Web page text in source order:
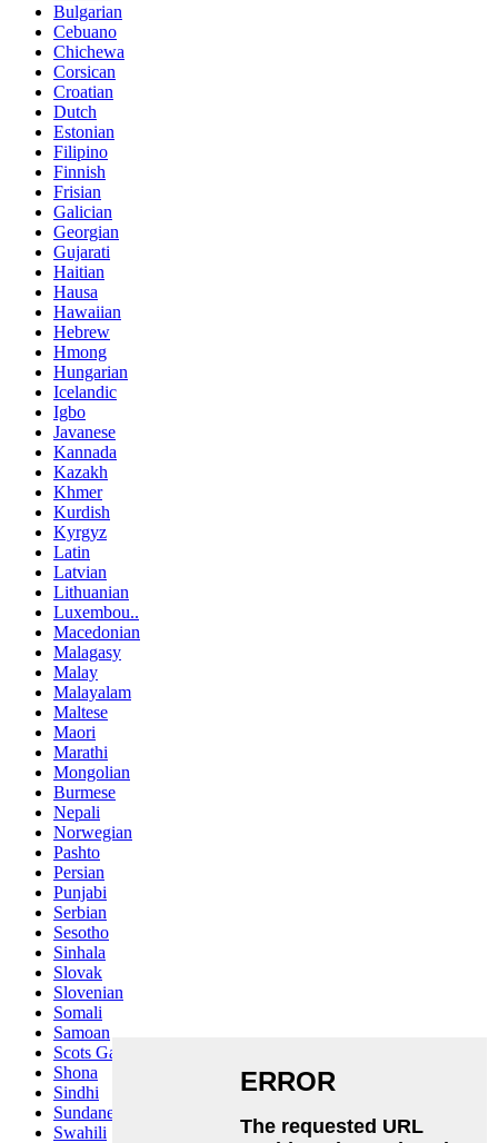
Bulgarian
Cebuano
Chichewa
Corsican
Croatian
Dutch
Estonian
Filipino
Finnish
Frisian
Galician
Georgian
Gujarati
Haitian
Hausa
Hawaiian
Hebrew
Hmong
Hungarian
Icelandic
Igbo
Javanese
Kannada
Kazakh
Khmer
Kurdish
Kyrgyz
Latin
Latvian
Lithuanian
Luxembou..
Macedonian
Malagasy
Malay
Malayalam
Maltese
Maori
Marathi
Mongolian
Burmese
Nepali
Norwegian
Pashto
Persian
Punjabi
Serbian
Sesotho
Sinhala
Slovak
Slovenian
Somali
Samoan
Scots Gaelic
Shona
Sindhi
Sundanese
Swahili